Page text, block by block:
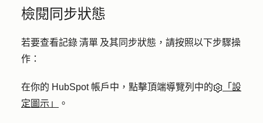
檢閱同步狀態
若要查看記錄 清單 及其同步狀態，請按照以下步驟操
作：
在你的 HubSpot 帳戶中，點擊頂端導覽列中的
「設
定圖示」
。